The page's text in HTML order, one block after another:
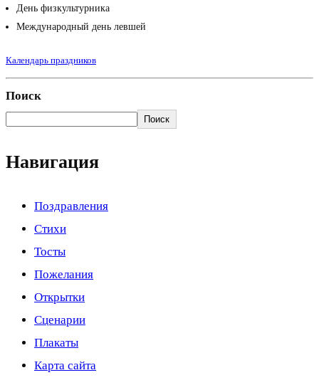
День физкультурника
Международный день левшей
Календарь праздников
Поиск
Поиск
Навигация
Поздравления
Стихи
Тосты
Пожелания
Открытки
Сценарии
Плакаты
Карта сайта